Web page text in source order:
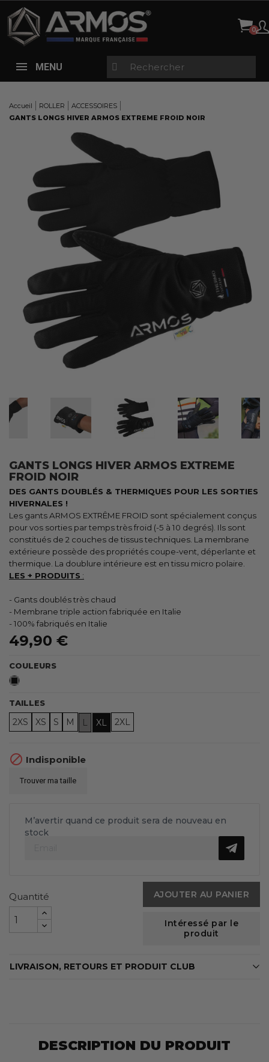
MENU
Accueil ROLLER
ACCESSOIRES
GANTS LONGS HIVER ARMOS EXTREME FROID NOIR
GANTS LONGS HIVER ARMOS EXTREME
FROID NOIR
DES GANTS DOUBLÉS & THERMIQUES POUR LES SORTIES
HIVERNALES !
Les gants ARMOS EXTRÊME FROID sont spécialement conçus
pour vos sorties par temps très froid (-5 à 10 degrés). Ils sont
constitués de 2 couches de tissus techniques. La membrane
extérieure possède des propriétés coupe-vent, déperlante et
thermique. La doublure intérieure est en tissu micro polaire.
LES + PRODUITS :
- Gants doublés très chaud
- Membrane triple action fabriquée en Italie
- 100% fabriqués en Italie
49,90 €
COULEURS
Noir
TAILLES
2XS XS S M L XL 2XL
 Indisponible
Trouver ma taille
M’avertir quand ce produit sera de nouveau en
stock
Quantité AJOUTER AU PANIER
Intéressé par le
produit
LIVRAISON, RETOURS ET PRODUIT CLUB
DESCRIPTION DU PRODUIT
Panneau de gestion des cookies